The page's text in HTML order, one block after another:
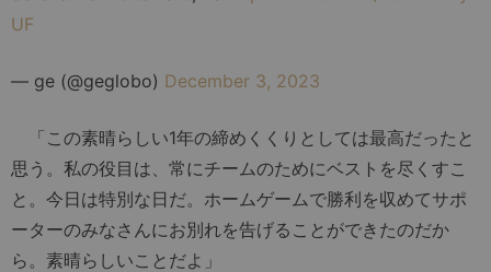
UF
— ge (@geglobo) December 3, 2023
「この素晴らしい1年の締めくくりとしては最高だったと
思う。私の役目は、常にチームのためにベストを尽くすこ
と。今日は特別な日だ。ホームゲームで勝利を収めてサポ
ーターのみなさんにお別れを告げることができたのだか
ら。素晴らしいことだよ」